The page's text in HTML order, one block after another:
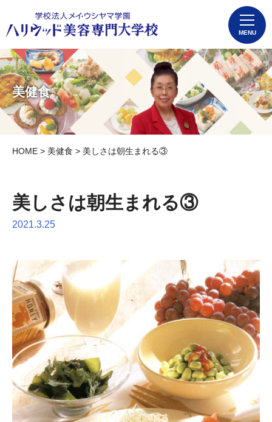
MENU
美健食
HOME > 美健食 > 美しさは朝生まれる③
美しさは朝生まれる③
2021.3.25